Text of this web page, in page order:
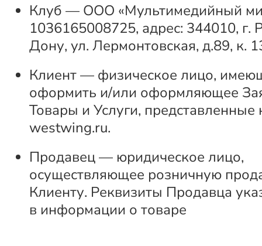
Клуб — ООО «Мультимедийный
1036165008725, адрес: 344010, г.
Дону, ул. Лермонтовская, д.89, к.
Клиент — физическое лицо,
оформить и/или оформляющее
Товары и Услуги, представленные
westwing.ru.
Продавец — юридическое лицо,
осуществляющее розничную
Клиенту. Реквизиты Продавца
в информации о товаре